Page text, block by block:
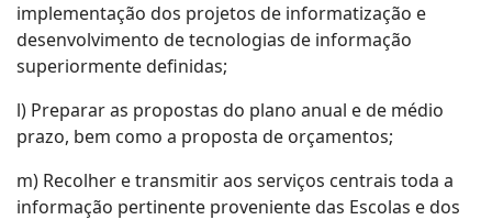
implementação dos projetos de informatização e
desenvolvimento de tecnologias de informação
superiormente definidas;
l) Preparar as propostas do plano anual e de médio
prazo, bem como a proposta de orçamentos;
m) Recolher e transmitir aos serviços centrais toda a
informação pertinente proveniente das Escolas e dos